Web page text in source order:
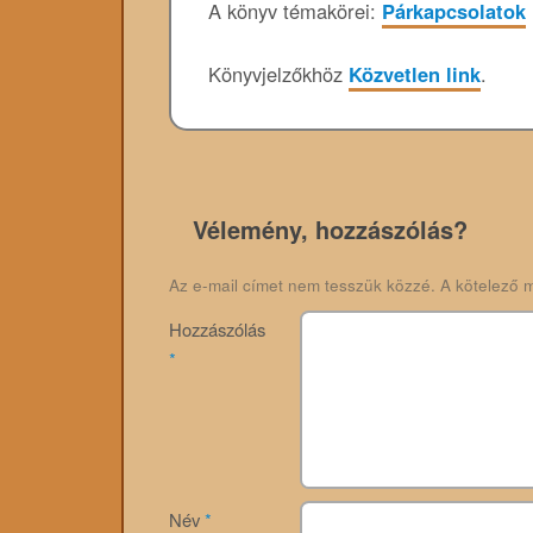
A könyv témakörei: Párkapcsolatok
Könyvjelzőkhöz Közvetlen link.
Vélemény, hozzászólás?
Az e-mail címet nem tesszük közzé. A kötelező
Hozzászólás
*
Név*